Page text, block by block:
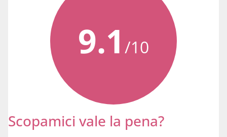
9.1 /10
Scopamici vale la pena?